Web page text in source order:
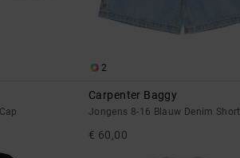
2
Carpenter Baggy
Jongens 8-16 Blauw Denim Short
€ 60,00